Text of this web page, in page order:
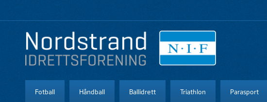
Fotball Håndball Ballidrett Triathlon Parasport